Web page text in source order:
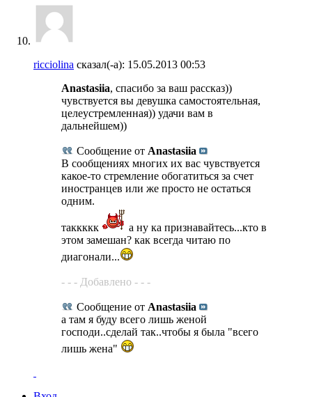
ricciolina сказал(-а): 15.05.2013 00:53
Anastasiia, спасибо за ваш рассказ))
чувствуется вы девушка самостоятельная,
целеустремленная)) удачи вам в
дальнейшем))
Сообщение от Anastasiia
В сообщениях многих их вас чувствуется
какое-то стремление обогатиться за счет
иностранцев или же просто не остаться
одним.
таккккк
а ну ка признавайтесь...кто в
этом замешан? как всегда читаю по
диагонали...
- - - Добавлено - - -
Сообщение от Anastasiia
а там я буду всего лишь женой
господи..сделай так..чтобы я была "всего
лишь жена"